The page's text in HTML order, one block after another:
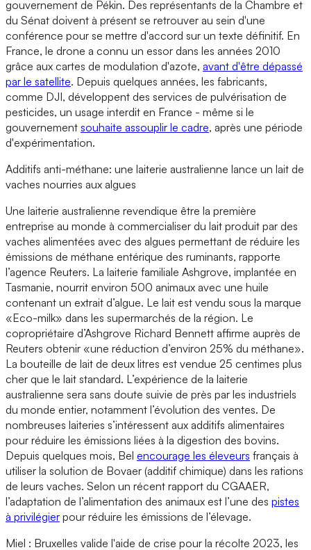
gouvernement de Pékin. Des représentants de la Chambre et
du Sénat doivent à présent se retrouver au sein d'une
conférence pour se mettre d'accord sur un texte définitif. En
France, le drone a connu un essor dans les années 2010
grâce aux cartes de modulation d'azote, avant d'être dépassé
par le satellite. Depuis quelques années, les fabricants,
comme DJI, développent des services de pulvérisation de
pesticides, un usage interdit en France - même si le
gouvernement souhaite assouplir le cadre, après une période
d'expérimentation.
Additifs anti-méthane: une laiterie australienne lance un lait de
vaches nourries aux algues
Une laiterie australienne revendique être la première
entreprise au monde à commercialiser du lait produit par des
vaches alimentées avec des algues permettant de réduire les
émissions de méthane entérique des ruminants, rapporte
l’agence Reuters. La laiterie familiale Ashgrove, implantée en
Tasmanie, nourrit environ 500 animaux avec une huile
contenant un extrait d’algue. Le lait est vendu sous la marque
«Eco-milk» dans les supermarchés de la région. Le
copropriétaire d’Ashgrove Richard Bennett affirme auprès de
Reuters obtenir «une réduction d’environ 25% du méthane».
La bouteille de lait de deux litres est vendue 25 centimes plus
cher que le lait standard. L’expérience de la laiterie
australienne sera sans doute suivie de près par les industriels
du monde entier, notamment l’évolution des ventes. De
nombreuses laiteries s’intéressent aux additifs alimentaires
pour réduire les émissions liées à la digestion des bovins.
Depuis quelques mois, Bel encourage les éleveurs français à
utiliser la solution de Bovaer (additif chimique) dans les rations
de leurs vaches. Selon un récent rapport du CGAAER,
l’adaptation de l’alimentation des animaux est l’une des pistes
à privilégier pour réduire les émissions de l’élevage.
Miel : Bruxelles valide l'aide de crise pour la récolte 2023, les